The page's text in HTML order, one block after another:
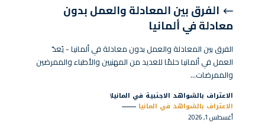
الفرق بين المعادلة والعمل بدون
معادلة في ألمانيا
الفرق بين المعادلة والعمل بدون معادلة في ألمانيا - يُعدّ
العمل في ألمانيا حلمًا للعديد من المهنيين والأطباء والممرضين
والممرضات…
الاعتراف بالشواهد الاجنبية في المانيا
الاعتراف بالشواهد في المانيا
أغسطس 1, 2026